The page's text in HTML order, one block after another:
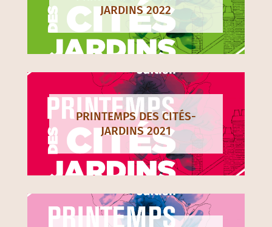
JARDINS 2022
PRINTEMPS DES CITÉS-
JARDINS 2021